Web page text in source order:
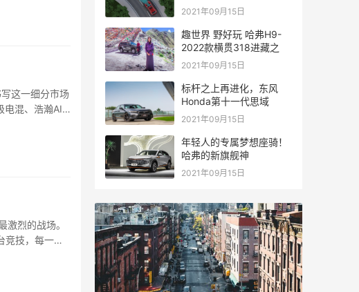
这一细分市场
电混、浩瀚AI
烈的战场。
技，每一款
2021年09月15日
趣世界 野好玩 哈弗H9-
2022款横贯318进藏之
2021年09月15日
标杆之上再进化，东风
Honda第十一代思域
2021年09月15日
年轻人的专属梦想座骑！
哈弗的新旗舰神
2021年09月15日